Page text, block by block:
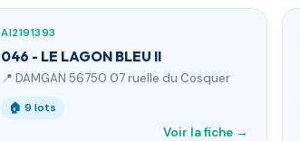
AI2191393
046 - LE LAGON BLEU II
📍 DAMGAN 56750 07 ruelle du Cosquer
🏠 9 lots
Voir la fiche →